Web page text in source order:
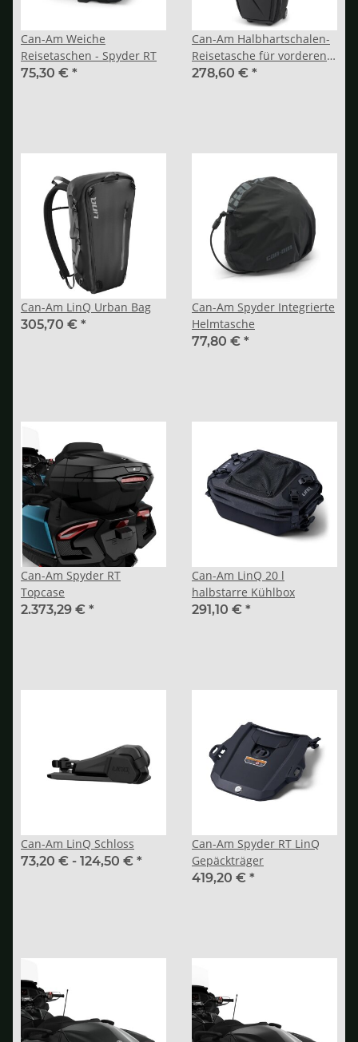
Can-Am Weiche
Reisetaschen - Spyder RT
75,30 € *
Can-Am Halbhartschalen-
Reisetasche für vorderen
Gepäckraum
278,60 € *
Can-Am LinQ Urban Bag
305,70 € *
Can-Am Spyder Integrierte
Helmtasche
77,80 € *
Can-Am Spyder RT
Topcase
2.373,29 € *
Can-Am LinQ 20 l
halbstarre Kühlbox
291,10 € *
Can-Am LinQ Schloss
73,20 € - 124,50 € *
Can-Am Spyder RT LinQ
Gepäckträger
419,20 € *